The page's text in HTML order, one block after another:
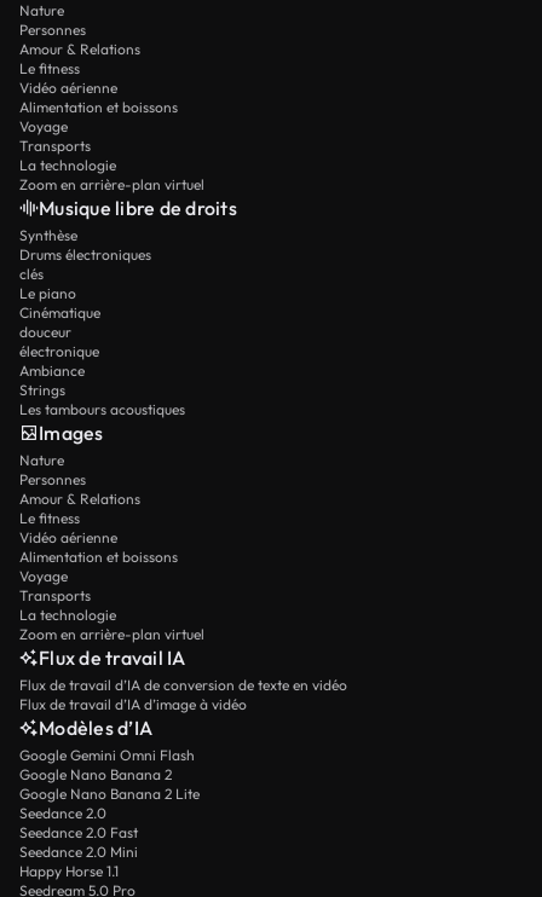
Nature
Personnes
Amour & Relations
Le fitness
Vidéo aérienne
Alimentation et boissons
Voyage
Transports
La technologie
Zoom en arrière-plan virtuel
Musique libre de droits
Synthèse
Drums électroniques
clés
Le piano
Cinématique
douceur
électronique
Ambiance
Strings
Les tambours acoustiques
Images
Nature
Personnes
Amour & Relations
Le fitness
Vidéo aérienne
Alimentation et boissons
Voyage
Transports
La technologie
Zoom en arrière-plan virtuel
Flux de travail IA
Flux de travail d’IA de conversion de texte en vidéo
Flux de travail d’IA d’image à vidéo
Modèles d’IA
Google Gemini Omni Flash
Google Nano Banana 2
Google Nano Banana 2 Lite
Seedance 2.0
Seedance 2.0 Fast
Seedance 2.0 Mini
Happy Horse 1.1
Seedream 5.0 Pro